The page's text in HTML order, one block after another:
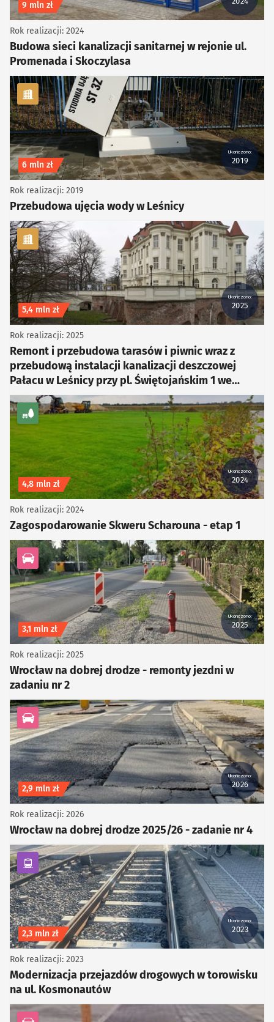
Koszt inwestycji
9 mln zł
Budowa sieci kanalizacji sanitarnej w rejonie ul.
Promenada i Skoczylasa
Rok realizacji: 2024
kategoria Infrastruktura
Ukończono:
2019
Koszt inwestycji
6 mln zł
Przebudowa ujęcia wody w Leśnicy
Rok realizacji: 2019
kategoria Infrastruktura
Ukończono:
2025
Koszt inwestycji
5,4 mln zł
Remont i przebudowa tarasów i piwnic wraz z
przebudową instalacji kanalizacji deszczowej
Pałacu w Leśnicy przy pl. Świętojańskim 1 we
Wrocławiu
Rok realizacji: 2025
kategoria Zieleń
Ukończono:
2024
Koszt inwestycji
4,8 mln zł
Zagospodarowanie Skweru Scharouna - etap 1
Rok realizacji: 2024
kategoria Infrastruktura drogowa
Ukończono:
2025
Koszt inwestycji
3,1 mln zł
Wrocław na dobrej drodze - remonty jezdni w
zadaniu nr 2
Rok realizacji: 2025
kategoria Infrastruktura drogowa
Ukończono:
2026
Koszt inwestycji
2,9 mln zł
Wrocław na dobrej drodze 2025/26 - zadanie nr 4
Rok realizacji: 2026
kategoria Komunikacja zbiorowa
Ukończono:
2023
Koszt inwestycji
2,3 mln zł
Modernizacja przejazdów drogowych w torowisku
na ul. Kosmonautów
Rok realizacji: 2023